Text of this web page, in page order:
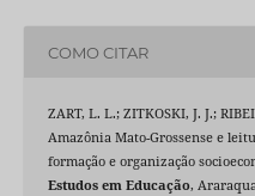
COMO CITAR
ZART, L. L.; ZITKOSKI, J. J.;
Amazônia Mato-Grossense e
formação e organização
Estudos em Educação,